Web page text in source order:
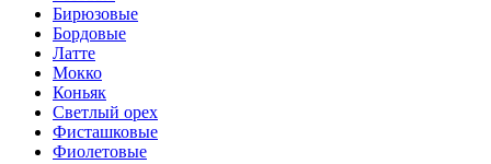
Бирюзовые
Бордовые
Латте
Мокко
Коньяк
Светлый орех
Фисташковые
Фиолетовые